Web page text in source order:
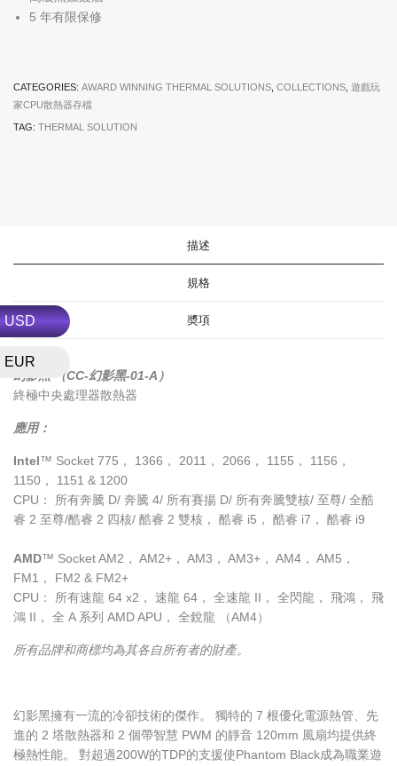
USD
EUR
5 年有限保修
CATEGORIES: AWARD WINNING THERMAL SOLUTIONS COLLECTIONS 遊戲玩
家CPU散熱器存檔
TAG: THERMAL SOLUTION
描述
規格
奬項
幻影黑 （CC-幻影黑-01-A）
終極中央處理器散熱器
應用：
Intel™ Socket 775， 1366， 2011， 2066， 1155， 1156，
1150， 1151 & 1200
CPU： 所有奔騰 D/ 奔騰 4/ 所有賽揚 D/ 所有奔騰雙核/ 至尊/ 全酷
睿 2 至尊/酷睿 2 四核/ 酷睿 2 雙核， 酷睿 i5， 酷睿 i7， 酷睿 i9
AMD™ Socket AM2， AM2+， AM3， AM3+， AM4， AM5，
FM1， FM2 & FM2+
CPU： 所有速龍 64 x2， 速龍 64， 全速龍 II， 全閃龍， 飛鴻， 飛
鴻 II， 全 A 系列 AMD APU， 全銳龍 （AM4）
所有品牌和商標均為其各自所有者的財產。
幻影黑擁有一流的冷卻技術的傑作。 獨特的 7 根優化電源熱管、先
進的 2 塔散熱器和 2 個帶智慧 PWM 的靜音 120mm 風扇均提供終
極熱性能。 對超過200W的TDP的支援使Phantom Black成為職業遊